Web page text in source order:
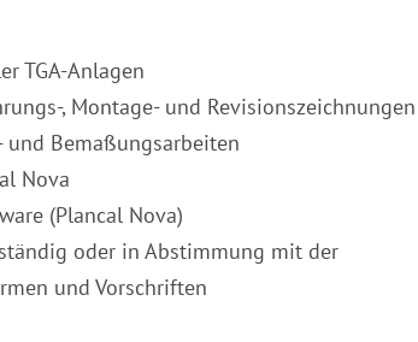
TGA-Anlagen
, Montage- und Revisionszeichnungen
Bemaßungsarbeiten
Nova
(Plancal Nova)
oder in Abstimmung mit der
und Vorschriften